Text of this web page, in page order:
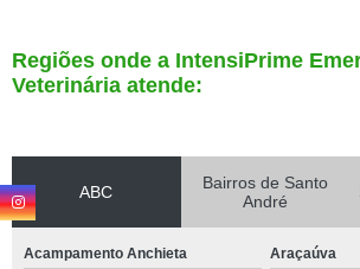
Regiões onde a IntensiPrime
Veterinária atende:
ABC
Bairros de Santo
André
Acampamento Anchieta Araçaúva